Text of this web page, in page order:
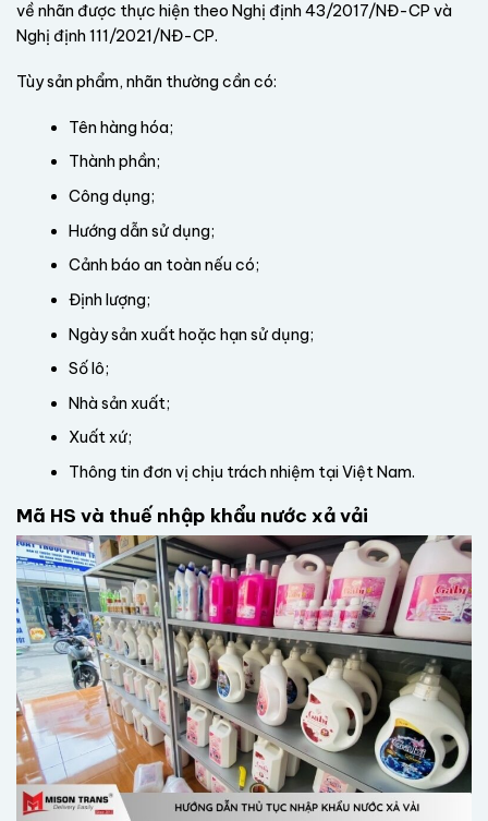
về nhãn được thực hiện theo Nghị định 43/2017/NĐ-CP và
Nghị định 111/2021/NĐ-CP.
Tùy sản phẩm, nhãn thường cần có:
Tên hàng hóa;
Thành phần;
Công dụng;
Hướng dẫn sử dụng;
Cảnh báo an toàn nếu có;
Định lượng;
Ngày sản xuất hoặc hạn sử dụng;
Số lô;
Nhà sản xuất;
Xuất xứ;
Thông tin đơn vị chịu trách nhiệm tại Việt Nam.
Mã HS và thuế nhập khẩu nước xả vải